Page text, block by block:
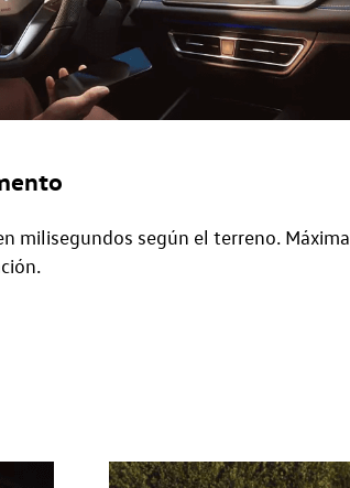
milisegundos según el terreno. Máxima